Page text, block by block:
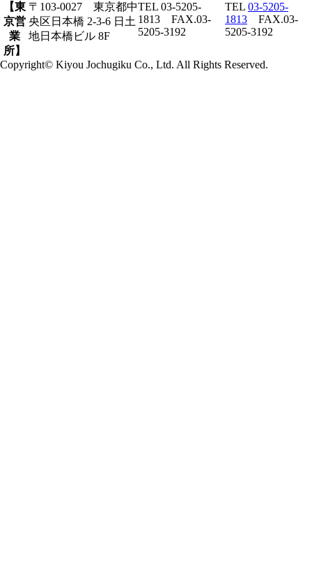
【東
京営
業
所】
〒103-0027 東京都中
央区日本橋 2-3-6 日土
地日本橋ビル 8F
TEL 03-5205-
1813 FAX.03-
5205-3192
TEL 03-5205-
1813 FAX.03-
5205-3192
Copyright© Kiyou Jochugiku Co., Ltd. All Rights Reserved.